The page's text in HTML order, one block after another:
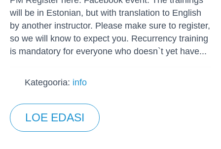
will be in Estonian, but with translation to English
by another instructor. Please make sure to register,
so we will know to expect you. Recurrency training
is mandatory for everyone who doesn`t yet have...
Kategooria: info
LOE EDASI